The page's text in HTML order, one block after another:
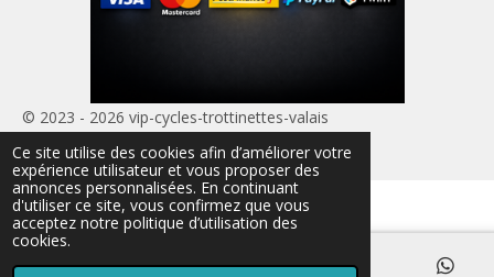
Ce site utilise des cookies afin d’améliorer votre
expérience utilisateur et vous proposer des
annonces personnalisées. En continuant
d'utiliser ce site, vous confirmez que vous
acceptez notre politique d’utilisation des
cookies.
© 2023 - 2026 vip-cycles-trottinettes-valais
Propulsé par Webador